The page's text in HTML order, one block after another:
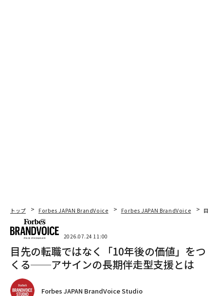
トップ Forbes JAPAN BrandVoice Forbes JAPAN BrandVoice 目先
2026.07.24 11:00
目先の転職ではなく「10年後の価値」をつ
くる──アサインの長期伴走型支援とは
Forbes JAPAN BrandVoice Studio